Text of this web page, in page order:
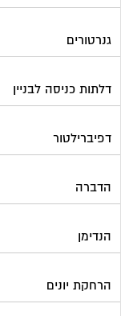
גנרטורים
דלתות כניסה לבניין
דפיברילטור
הדברה
הנדימן
הרחקת יונים